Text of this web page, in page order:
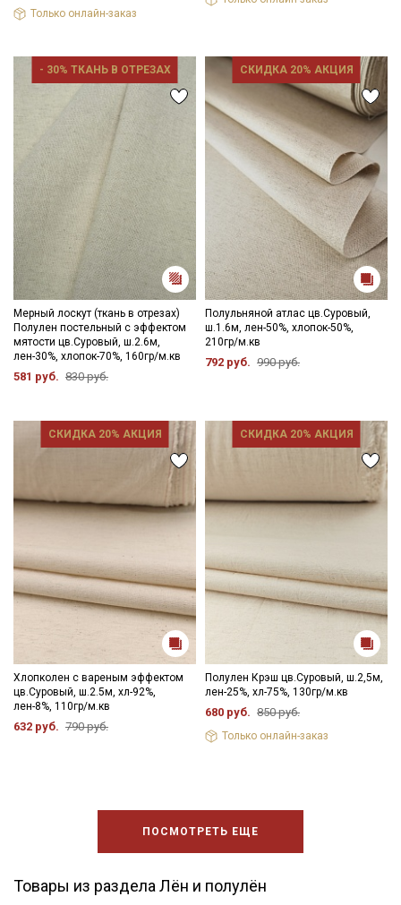
Только онлайн-заказ
- 30% ТКАНЬ В ОТРЕЗАХ
Мерный лоскут (ткань в отрезах)
Полулен постельный с эффектом
мятости цв.Суровый, ш.2.6м,
лен-30%, хлопок-70%, 160гр/м.кв
581 руб. 830 руб.
СКИДКА 20% АКЦИЯ
Полульняной атлас цв.Суровый,
ш.1.6м, лен-50%, хлопок-50%,
210гр/м.кв
792 руб. 990 руб.
СКИДКА 20% АКЦИЯ
Хлопколен с вареным эффектом
цв.Суровый, ш.2.5м, хл-92%,
лен-8%, 110гр/м.кв
632 руб. 790 руб.
СКИДКА 20% АКЦИЯ
Полулен Крэш цв.Суровый, ш.2,5м,
лен-25%, хл-75%, 130гр/м.кв
680 руб. 850 руб.
Только онлайн-заказ
ПОСМОТРЕТЬ ЕЩЕ
Товары из раздела Лён и полулён